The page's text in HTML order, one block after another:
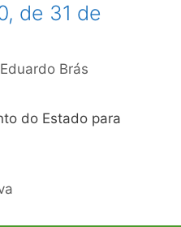
de 31 de
Eduardo Brás
do Estado para